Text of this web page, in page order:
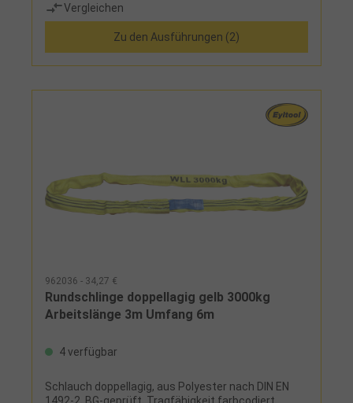
ohne Transportsicherung, Länge 134 mm Cargo:
Standardratsche mit Transportsicherung, Länge
230 mm Ergo Plus: Langhebelzugratsche mit
Feinverzahnung, Doppelzahnkranz,
Transportsicherung, Label in Schlaufe geschützt,
Vergleichen
Zu den Ausführungen (2)
962036 - 34,27 €
Rundschlinge doppellagig gelb 3000kg
Arbeitslänge 3m Umfang 6m
4 verfügbar
Schlauch doppellagig, aus Polyester nach DIN EN